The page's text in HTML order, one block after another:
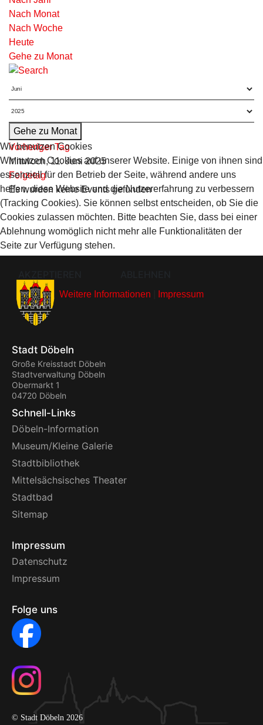
Nach Monat
Nach Woche
Heute
Gehe zu Monat
Gehe zu Monat
Vorheriger Tag
Mittwoch, 11. Juni 2025
Folgetag
Es wurden keine Events gefunden
Stadt Döbeln
Große Kreisstadt Döbeln
Stadtverwaltung Döbeln
Obermarkt 1
04720 Döbeln
Schnell-Links
Döbeln-Information
Museum/Kleine Galerie
Stadtbibliothek
Mittelsächsisches Theater
Stadtbad
Sitemap
Impressum
Datenschutz
Impressum
Folge uns
© Stadt Döbeln 2026
Wir benutzen Cookies
Wir nutzen Cookies auf unserer Website. Einige von ihnen sind
essenziell für den Betrieb der Seite, während andere uns
helfen, diese Website und die Nutzererfahrung zu verbessern
(Tracking Cookies). Sie können selbst entscheiden, ob Sie die
Cookies zulassen möchten. Bitte beachten Sie, dass bei einer
Ablehnung womöglich nicht mehr alle Funktionalitäten der
Seite zur Verfügung stehen.
Weitere Informationen Impressum